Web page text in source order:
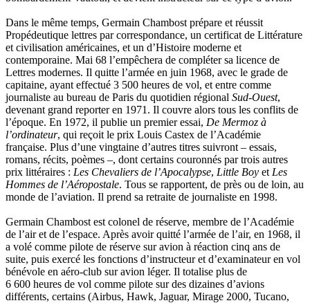
Manoukian Patrick
Marcel Patrick
Marthaler Claude
Mathé Brian
Mathieu Sandra
Miollis Bertrand de
Mittelette Eddie
Monchaud Morgan
Mouginet Xavier
Moullec Christian
Muller Victor
Neyret Pierre
Neyroud Michel
Nicolas Philippe
Niveau Stéphane
Nobili Johanna
Nodet Mariette
Nodet Philippe
Ollivier-Henry Jocelyne
Olmedo Éric
Pacquier Thierry
Pajetnov Valentin
Dans le même temps, Germain Chambost prépare et réussit
Propédeutique lettres par correspondance, un certificat de Littérature
et civilisation américaines, et un d’Histoire moderne et
contemporaine. Mai 68 l’empêchera de compléter sa licence de
Lettres modernes. Il quitte l’armée en juin 1968, avec le grade de
capitaine, ayant effectué 3 500 heures de vol, et entre comme
journaliste au bureau de Paris du quotidien régional Sud-Ouest,
devenant grand reporter en 1971. Il couvre alors tous les conflits de
l’époque. En 1972, il publie un premier essai, De Mermoz à
l’ordinateur, qui reçoit le prix Louis Castex de l’Académie
française. Plus d’une vingtaine d’autres titres suivront – essais,
romans, récits, poèmes –, dont certains couronnés par trois autres
prix littéraires : Les Chevaliers de l’Apocalypse, Little Boy et Les
Hommes de l’Aéropostale. Tous se rapportent, de près ou de loin, au
monde de l’aviation. Il prend sa retraite de journaliste en 1998.
Germain Chambost est colonel de réserve, membre de l’Académie
de l’air et de l’espace. Après avoir quitté l’armée de l’air, en 1968, il
a volé comme pilote de réserve sur avion à réaction cinq ans de
suite, puis exercé les fonctions d’instructeur et d’examinateur en vol
bénévole en aéro-club sur avion léger. Il totalise plus de
6 600 heures de vol comme pilote sur des dizaines d’avions
différents, certains (Airbus, Hawk, Jaguar, Mirage 2000, Tucano,